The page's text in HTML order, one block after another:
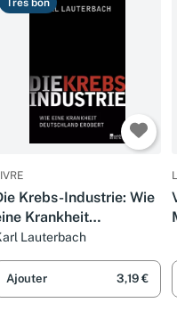
Krebs-Industrie: Wie
Krankheit
erobert
Lauterbach
Ajouter 3,19 €